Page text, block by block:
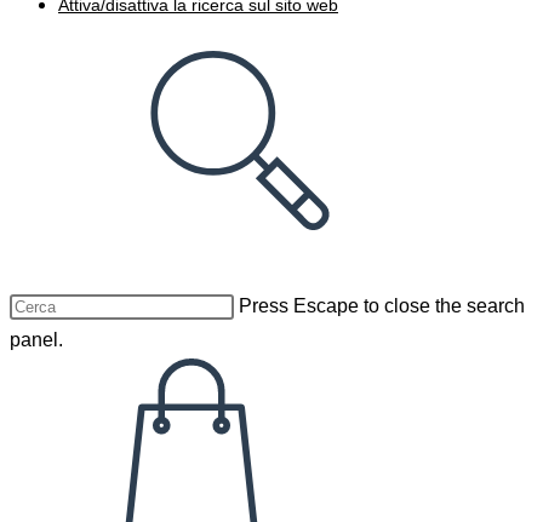
Attiva/disattiva la ricerca sul sito web
Press Escape to close the search
panel.